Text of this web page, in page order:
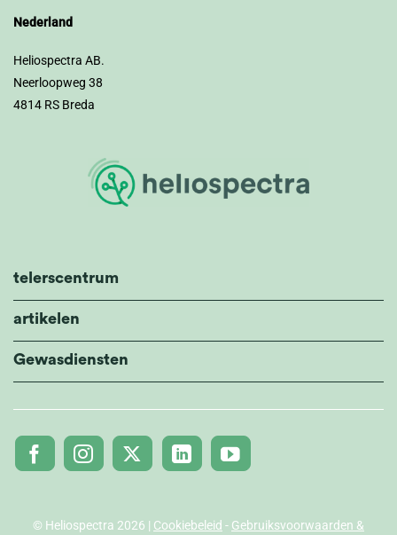
Nederland
Heliospectra AB.
Neerloopweg 38
4814 RS Breda
telerscentrum
artikelen
Gewasdiensten
© Heliospectra 2026 | Cookiebeleid - Gebruiksvoorwaarden &